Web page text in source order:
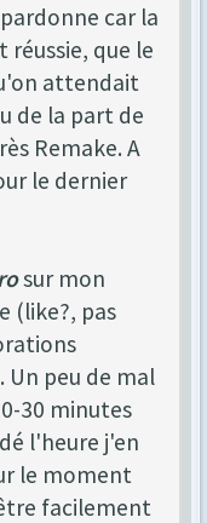
car la
réussie, que le
attendait
de la part de
Remake. A
le dernier
sur mon
(like?, pas
Un peu de mal
30 minutes
l'heure j'en
le moment
facilement